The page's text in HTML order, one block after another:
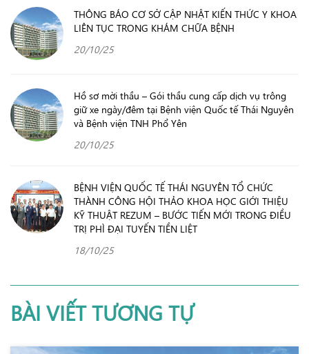
THÔNG BÁO CƠ SỞ CẬP NHẬT KIẾN THỨC Y KHOA
LIÊN TỤC TRONG KHÁM CHỮA BỆNH
20/10/25
Hồ sơ mời thầu – Gói thầu cung cấp dịch vụ trông
giữ xe ngày/đêm tại Bệnh viện Quốc tế Thái Nguyên
và Bệnh viện TNH Phổ Yên
20/10/25
BỆNH VIỆN QUỐC TẾ THÁI NGUYÊN TỔ CHỨC
THÀNH CÔNG HỘI THẢO KHOA HỌC GIỚI THIỆU
KỸ THUẬT REZUM – BƯỚC TIẾN MỚI TRONG ĐIỀU
TRỊ PHÌ ĐẠI TUYẾN TIỀN LIỆT
18/10/25
BÀI VIẾT TƯƠNG TỰ